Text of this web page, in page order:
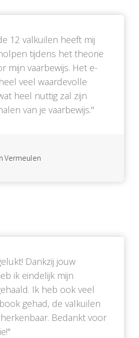
12 valkuilen heeft mij
tijdens het theorie
mijn vaarbewijs. Het e-
veel waardevolle
heel nuttig zal zijn
van je vaarbewijs.''
Vermeulen
Dankzij jouw
ik eindelijk mijn
Ik heb ook veel
gehad, de valkuilen
Bedankt voor